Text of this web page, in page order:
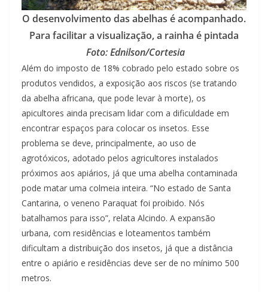
O desenvolvimento das abelhas é acompanhado.
Para facilitar a visualização, a rainha é pintada
Foto: Ednilson/Cortesia
Além do imposto de 18% cobrado pelo estado sobre os
produtos vendidos, a exposição aos riscos (se tratando
da abelha africana, que pode levar à morte), os
apicultores ainda precisam lidar com a dificuldade em
encontrar espaços para colocar os insetos. Esse
problema se deve, principalmente, ao uso de
agrotóxicos, adotado pelos agricultores instalados
próximos aos apiários, já que uma abelha contaminada
pode matar uma colmeia inteira. “No estado de Santa
Cantarina, o veneno Paraquat foi proibido. Nós
batalhamos para isso”, relata Alcindo. A expansão
urbana, com residências e loteamentos também
dificultam a distribuição dos insetos, já que a distância
entre o apiário e residências deve ser de no mínimo 500
metros.